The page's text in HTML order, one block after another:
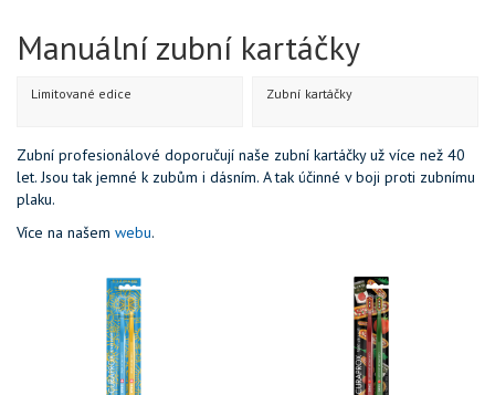
Manuální zubní kartáčky
Limitované edice Zubní kartáčky
Zubní profesionálové doporučují naše zubní kartáčky už více než 40
let. Jsou tak jemné k zubům i dásním. A tak účinné v boji proti zubnímu
plaku.
Více na našem webu.